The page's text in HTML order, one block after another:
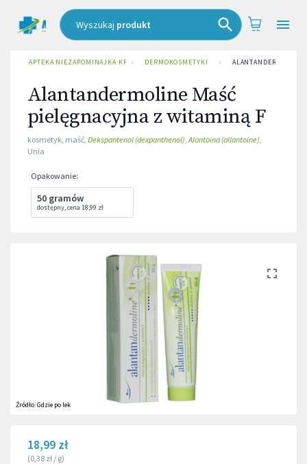
Wyszukaj produkt
APTEKA NIEZAPOMINAJKA KRAKÓW UL. ZAKOPIAŃSKA
› DERMOKOSMETYKI › ALANTANDERMOLINE
Alantandermoline Maść
pielęgnacyjna z witaminą F
kosmetyk, maść, Dekspantenol (dexpanthenol),Alantoina (allantoine),
Unia
Opakowanie:
50 gramów
dostępny,cena 18,99 zł
Źródło:Gdzie po lek
18,99 zł
(0,38 zł / g)